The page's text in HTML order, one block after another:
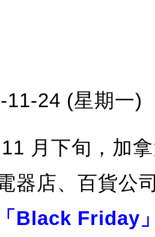
11-24 (星期一)
月下旬，加
器店、百貨公
「Black Friday